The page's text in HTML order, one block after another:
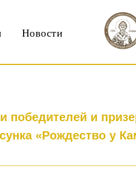
Новости
победителей и
«Рождество у